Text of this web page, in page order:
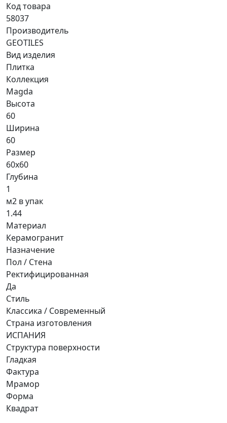
Код товара
58037
Производитель
GEOTILES
Вид изделия
Плитка
Коллекция
Magda
Высота
60
Ширина
60
Размер
60x60
Глубина
1
м2 в упак
1.44
Материал
Керамогранит
Назначение
Пол / Стена
Ректифицированная
Да
Стиль
Классика / Современный
Страна изготовления
ИСПАНИЯ
Структура поверхности
Гладкая
Фактура
Мрамор
Форма
Квадрат